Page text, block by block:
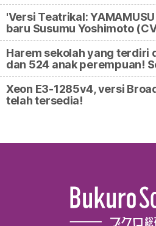
'Versi Teatrikal: YAMAMUSU
baru Susumu Yoshimoto
Harem sekolah yang terdiri
dan 524 anak perempuan!
Xeon E3-1285v4, versi
telah tersedia!